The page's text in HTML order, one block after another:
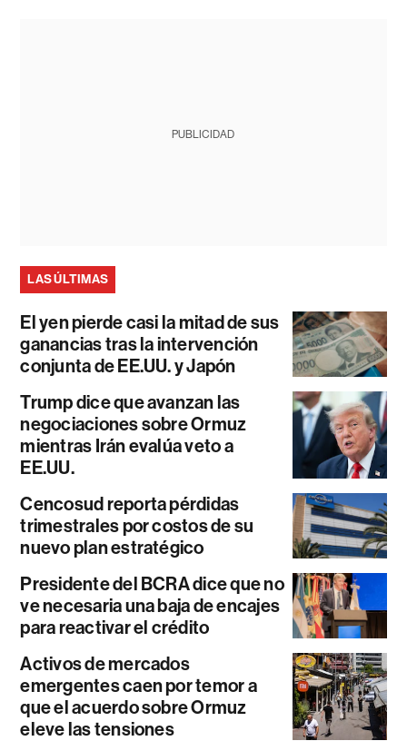
PUBLICIDAD
LAS ÚLTIMAS
El yen pierde casi la mitad de sus
ganancias tras la intervención
conjunta de EE.UU. y Japón
Trump dice que avanzan las
negociaciones sobre Ormuz
mientras Irán evalúa veto a
EE.UU.
Cencosud reporta pérdidas
trimestrales por costos de su
nuevo plan estratégico
Presidente del BCRA dice que no
ve necesaria una baja de encajes
para reactivar el crédito
Activos de mercados
emergentes caen por temor a
que el acuerdo sobre Ormuz
eleve las tensiones